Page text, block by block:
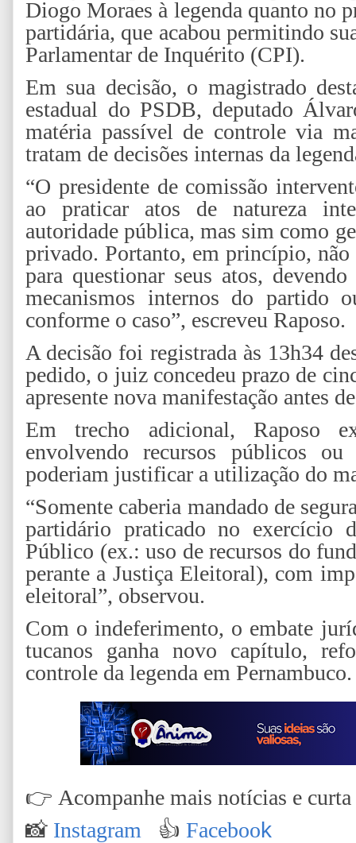
Diogo Moraes à legenda quanto no
partidária, que acabou permitindo
Parlamentar de Inquérito (CPI).
Em sua decisão, o magistrado
estadual do PSDB, deputado
matéria passível de controle via
tratam de decisões internas da
“O presidente de comissão
ao praticar atos de natureza
autoridade pública, mas sim como
privado. Portanto, em princípio, não
para questionar seus atos,
mecanismos internos do partido
conforme o caso”, escreveu Raposo.
A decisão foi registrada às 13h34
pedido, o juiz concedeu prazo de
apresente nova manifestação antes
Em trecho adicional, Raposo
envolvendo recursos públicos
poderiam justificar a utilização do
“Somente caberia mandado de
partidário praticado no exercício
Público (ex.: uso de recursos do
perante a Justiça Eleitoral), com
eleitoral”, observou.
Com o indeferimento, o embate
tucanos ganha novo capítulo,
controle da legenda em Pernambuco.
👉 Acompanhe mais notícias e curta
📸 Instagram 👍 Facebook